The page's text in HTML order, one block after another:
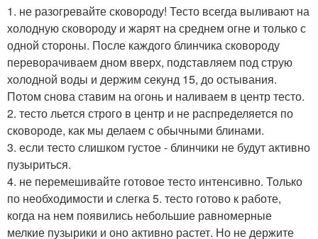
1. не разогревайте сковороду! Тесто всегда выливают на
холодную сковороду и жарят на среднем огне и только с
одной стороны. После каждого блинчика сковороду
переворачиваем дном вверх, подставляем под струю
холодной воды и держим секунд 15, до остывания.
Потом снова ставим на огонь и наливаем в центр тесто.
2. тесто льется строго в центр и не распределяется по
сковороде, как мы делаем с обычными блинами.
3. если тесто слишком густое - блинчики не будут активно
пузыриться.
4. не перемешивайте готовое тесто интенсивно. Только
по необходимости и слегка 5. тесто готово к работе,
когда на нем появились небольшие равномерные
мелкие пузырики и оно активно растет. Но не держите